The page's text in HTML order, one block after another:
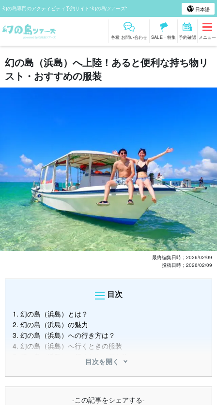
幻の島専門のアクティビティ予約サイト"幻の島ツアーズ" 日本語
各種 お問い合わせ SALE・特集 予約確認 メニュー
幻の島（浜島）へ上陸！あると便利な持ち物リ
スト・おすすめの服装
最終編集日時； 2026/02/09
投稿日時； 2026/02/09
目次
1. 幻の島（浜島）とは？
2. 幻の島（浜島）の魅力
3. 幻の島（浜島）への行き方は？
4. 幻の島（浜島）へ行くときの服装
幻の島（浜島）へ行くときの持ち物
【石垣島発着】 おすすめの幻の島（浜島）ツアー5選！
6.1.①2大人気スポット巡り！ 幻の島上陸＆青の洞窟シュノ
ーケルツアー
②マングローブ体験付き！ 幻の島上陸＆シュノーケリ
目次を開く
-この記事をシェアする-